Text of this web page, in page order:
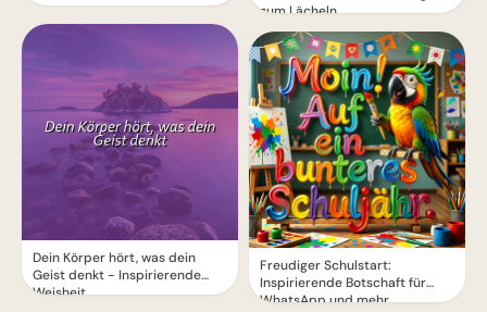
Dein Körper hört, was dein
Geist denkt - Inspirierende
Weisheit
zum Lächeln
Freudiger Schulstart:
Inspirierende Botschaft für
WhatsApp und mehr